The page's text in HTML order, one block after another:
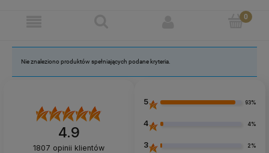
Nie znaleziono produktów spełniających podane kryteria.
4.9
1807 opinii klientów
5 93%
4 4%
3 2%